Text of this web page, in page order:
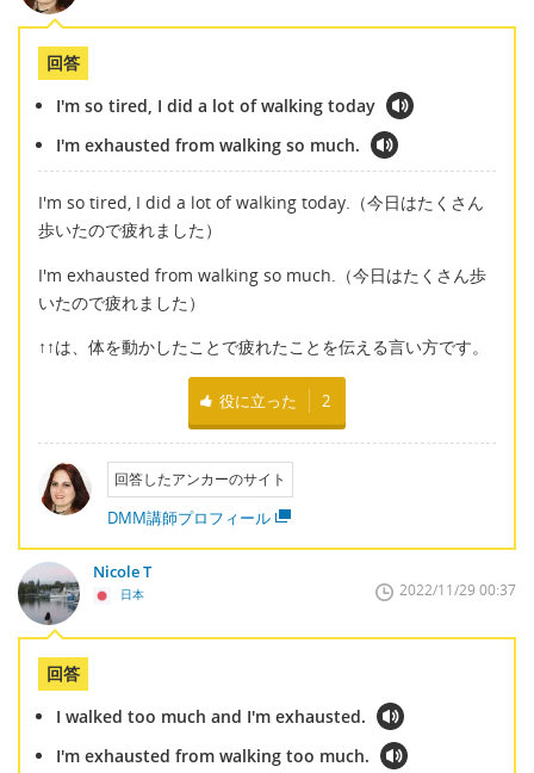
回答
I'm so tired, I did a lot of walking today
I'm exhausted from walking so much.
I'm so tired, I did a lot of walking today.（今日はたくさん
歩いたので疲れました）
I'm exhausted from walking so much.（今日はたくさん歩
いたので疲れました）
↑↑は、体を動かしたことで疲れたことを伝える言い方です。
役に立った 2
回答したアンカーのサイト
DMM講師プロフィール
Nicole T
日本 2022/11/29 00:37
回答
I walked too much and I'm exhausted.
I'm exhausted from walking too much.